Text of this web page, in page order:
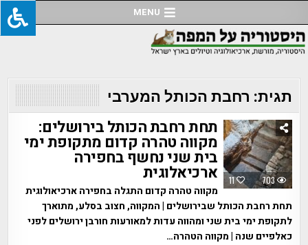
to
content
MENU
תגית: רחבת הכותל המערבי
11 703
תחת רחבת הכותל בירושלים:
מקווה טהרה קדום מתקופת ימי
בית שני נחשף בחפירה
ארכיאלוגית
מקווה טהרה קדום התגלה בחפירה ארכיאולוגית
תחת רחבת הכותל שבירושלים | המקווה, חצוב בסלע, מתוארך
לתקופת ימי בית שני ומהווה עדות למאורעות חורבן ירושלים לפני
כאלפיים שנה | מקווה הטהרה…